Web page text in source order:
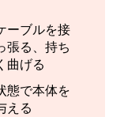
ーブルを接
張る、持ち
曲げる
態で本体を
える